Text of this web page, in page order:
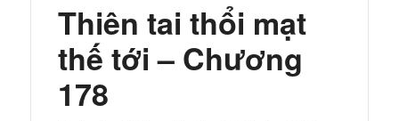
Thiên tai thổi mạt
thế tới – Chương
178